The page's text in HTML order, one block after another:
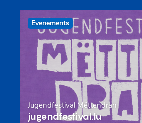
Evenements
Jugendfestival Mëttendran
jugendfestival.lu